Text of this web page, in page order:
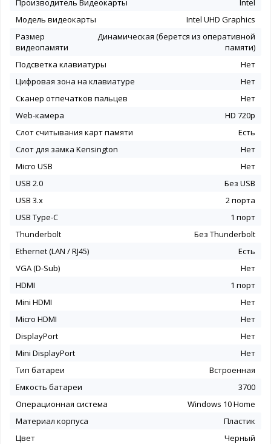
Производитель Видеокарты
Intel
Модель видеокарты
Intel UHD Graphics
Размер
видеопамяти
Динамическая (берется из оперативной
памяти)
Подсветка клавиатуры
Нет
Цифровая зона на клавиатуре
Нет
Сканер отпечатков пальцев
Нет
Web-камера
HD 720p
Слот считывания карт памяти
Есть
Слот для замка Kensington
Нет
Micro USB
Нет
USB 2.0
Без USB
USB 3.x
2 порта
USB Type-C
1 порт
Thunderbolt
Без Thunderbolt
Ethernet (LAN / RJ45)
Есть
VGA (D-Sub)
Нет
HDMI
1 порт
Mini HDMI
Нет
Micro HDMI
Нет
DisplayPort
Нет
Mini DisplayPort
Нет
Тип батареи
Встроенная
Емкость батареи
3700
Операционная система
Windows 10 Home
Материал корпуса
Пластик
Цвет
Черный